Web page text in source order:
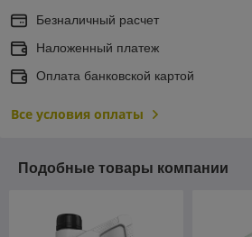
Безналичный расчет
Наложенный платеж
Оплата банковской картой
Все условия оплаты
Подобные товары компании